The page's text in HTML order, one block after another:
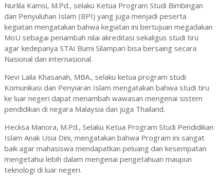
Nurlila Kamsi, M.Pd., selaku Ketua Program Studi Bimbingan
dan Penyuluhan Islam (BPI) yang juga menjadi peserta
kegiatan mengatakan bahwa kegiatan ini bertujuan megadakan
MoU sebagai penambah nilai akreditasi sekaligus studi tiru
agar kedepanya STAI Bumi Silampari bisa bersaing secara
Nasional dan internasional.
Nevi Laila Khasanah, MBA., selaku ketua program studi
Komunikasi dan Penyiaran Islam mengatakan bahwa studi tiru
ke luar negeri dapat menambah wawasan mengenai sistem
pendidikan di negara Malaysia dan juga Thailand.
Hecksa Manora, M.Pd., Selaku Ketua Program Studi Pendidikan
Islam Anak Usia Dini, mengatakan bahwa Program ini sangat
baik agar mahasiswa mendapatkan peluang dan kesempatan
mengetahui lebih dalam mengenai pengetahuan maupun
teknologi di luar negeri.